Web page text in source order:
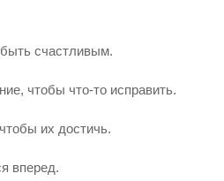
счастливым.
чтобы что-то исправить.
их достичь.
вперед.